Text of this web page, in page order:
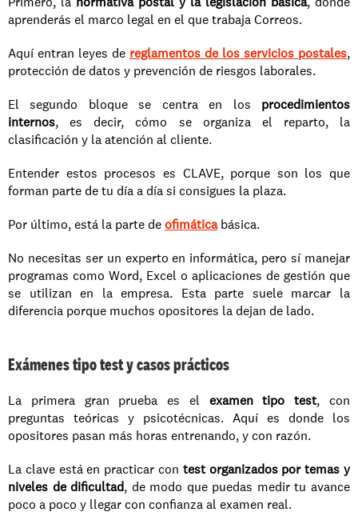
aprenderás el marco legal en el que trabaja Correos.
Aquí entran leyes de reglamentos de los servicios postales,
protección de datos y prevención de riesgos laborales.
El segundo bloque se centra en los procedimientos
internos, es decir, cómo se organiza el reparto, la
clasificación y la atención al cliente.
Entender estos procesos es CLAVE, porque son los que
forman parte de tu día a día si consigues la plaza.
Por último, está la parte de ofimática básica.
No necesitas ser un experto en informática, pero sí manejar
programas como Word, Excel o aplicaciones de gestión que
se utilizan en la empresa. Esta parte suele marcar la
diferencia porque muchos opositores la dejan de lado.
Exámenes tipo test y casos prácticos
La primera gran prueba es el examen tipo test, con
preguntas teóricas y psicotécnicas. Aquí es donde los
opositores pasan más horas entrenando, y con razón.
La clave está en practicar con test organizados por temas y
niveles de dificultad, de modo que puedas medir tu avance
poco a poco y llegar con confianza al examen real.